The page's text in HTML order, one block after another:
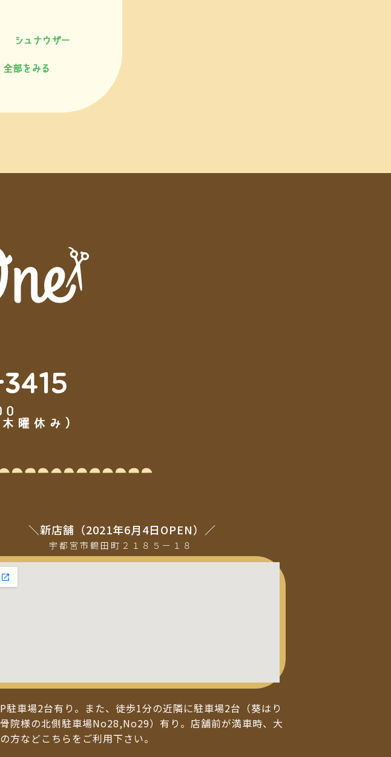
シュナウザー
全部をみる
曜休み）
＼新店舗（2021年6月4日OPEN）／
宇都宮市鶴田町２１８５ー１８
駐車場2台有り。また、徒歩1分の近隣に駐車場2台（葵はり
院様の北側駐車場No28,No29）有り。店舗前が満車時、大
方などこちらをご利用下さい。